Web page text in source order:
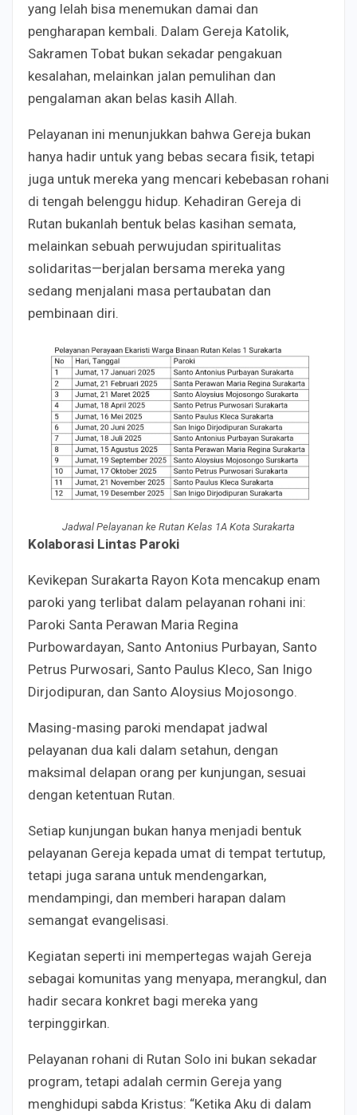
yang lelah bisa menemukan damai dan
pengharapan kembali. Dalam Gereja Katolik,
Sakramen Tobat bukan sekadar pengakuan
kesalahan, melainkan jalan pemulihan dan
pengalaman akan belas kasih Allah.
Pelayanan ini menunjukkan bahwa Gereja bukan
hanya hadir untuk yang bebas secara fisik, tetapi
juga untuk mereka yang mencari kebebasan rohani
di tengah belenggu hidup. Kehadiran Gereja di
Rutan bukanlah bentuk belas kasihan semata,
melainkan sebuah perwujudan spiritualitas
solidaritas—berjalan bersama mereka yang
sedang menjalani masa pertaubatan dan
pembinaan diri.
Jadwal Pelayanan ke Rutan Kelas 1A Kota Surakarta
Kolaborasi Lintas Paroki
Kevikepan Surakarta Rayon Kota mencakup enam
paroki yang terlibat dalam pelayanan rohani ini:
Paroki Santa Perawan Maria Regina
Purbowardayan, Santo Antonius Purbayan, Santo
Petrus Purwosari, Santo Paulus Kleco, San Inigo
Dirjodipuran, dan Santo Aloysius Mojosongo.
Masing-masing paroki mendapat jadwal
pelayanan dua kali dalam setahun, dengan
maksimal delapan orang per kunjungan, sesuai
dengan ketentuan Rutan.
Setiap kunjungan bukan hanya menjadi bentuk
pelayanan Gereja kepada umat di tempat tertutup,
tetapi juga sarana untuk mendengarkan,
mendampingi, dan memberi harapan dalam
semangat evangelisasi.
Kegiatan seperti ini mempertegas wajah Gereja
sebagai komunitas yang menyapa, merangkul, dan
hadir secara konkret bagi mereka yang
terpinggirkan.
Pelayanan rohani di Rutan Solo ini bukan sekadar
program, tetapi adalah cermin Gereja yang
menghidupi sabda Kristus: “Ketika Aku di dalam